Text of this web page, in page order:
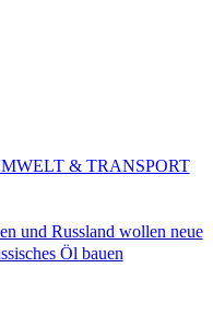
und Russland wollen neue
Öl bauen
& TRANSPORT